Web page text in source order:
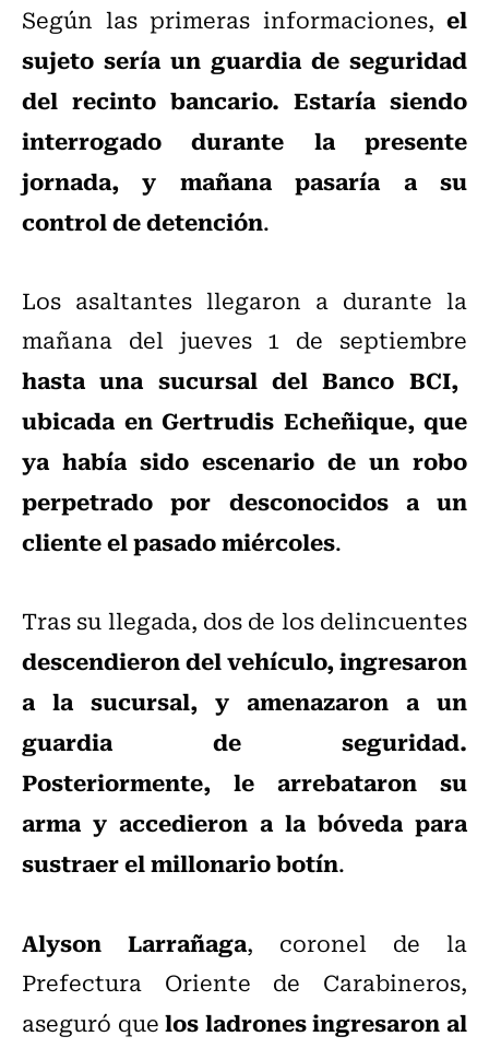
Según las primeras informaciones, el
sujeto sería un guardia de seguridad
del recinto bancario. Estaría siendo
interrogado durante la presente
jornada, y mañana pasaría a su
control de detención.
Los asaltantes llegaron a durante la
mañana del jueves 1 de septiembre
hasta una sucursal del Banco BCI,
ubicada en Gertrudis Echeñique, que
ya había sido escenario de un robo
perpetrado por desconocidos a un
cliente el pasado miércoles.
Tras su llegada, dos de los delincuentes
descendieron del vehículo, ingresaron
a la sucursal, y amenazaron a un
guardia de seguridad.
Posteriormente, le arrebataron su
arma y accedieron a la bóveda para
sustraer el millonario botín.
Alyson Larrañaga, coronel de la
Prefectura Oriente de Carabineros,
aseguró quelos ladrones ingresaron al